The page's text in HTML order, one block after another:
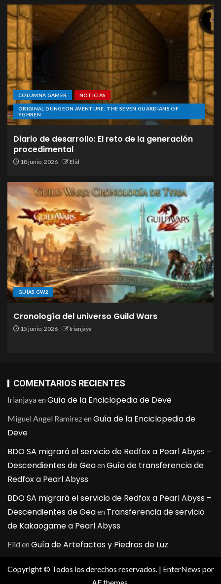
COLUMNA GAMER NOTICIAS
ORIGINAL DUNGEON AVENTURE: THE SEVEN GUARDIANS OF
YGHREN
Diario de desarrollo: El reto de la generación
procedimental
18 junio, 2026 Elid
GUÍAS GW2
Cronología del universo Guild Wars
15 junio, 2026 Irianjaya
COMENTARIOS RECIENTES
IrianjayaenGuía de la Enciclopedia de Deve
Miguel Angel RamirezenGuía de la Enciclopedia de
Deve
BDO SA migrará el servicio de Redfox a Pearl Abyss –
Descendientes de GeaenGuía de transferencia de
Redfox a Pearl Abyss
BDO SA migrará el servicio de Redfox a Pearl Abyss –
Descendientes de Geaen Transferencia de servicio
de Kakaogame a Pearl Abyss
ElidenGuía de Artefactos y Piedras de Luz
Copyright © Todos los derechos reservados. | EnterNews por